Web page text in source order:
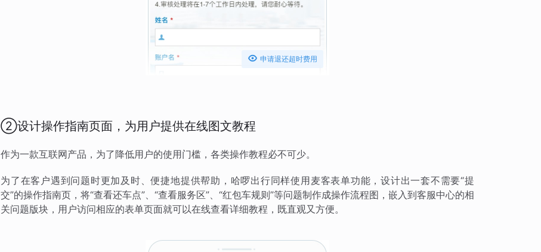
 申请退还超时费用
②设计操作指南页面，为用户提供在线图文教程
作为一款互联网产品，为了降低用户的使用门槛，各类操作教程必不可少。
为了在客户遇到问题时更加及时、便捷地提供帮助，哈啰出行同样使用麦客表单功能，设计出一套不需要“提
交”的操作指南页，将“查看还车点”、“查看服务区”、“红包车规则”等问题制作成操作流程图，嵌入到客服中心的相
关问题版块，用户访问相应的表单页面就可以在线查看详细教程，既直观又方便。